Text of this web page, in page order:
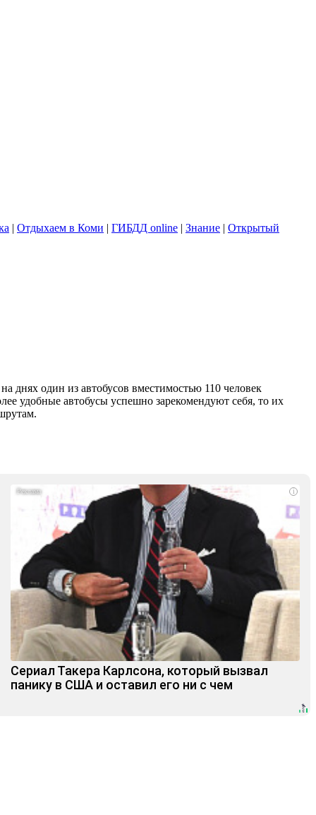
| Отдыхаем в Коми | ГИБДД online | Знание | Открытый
днях один из автобусов вместимостью 110 человек
удобные автобусы успешно зарекомендуют себя, то их
i
Сериал Такера Карлсона, который вызвал
панику в США и оставил его ни с чем